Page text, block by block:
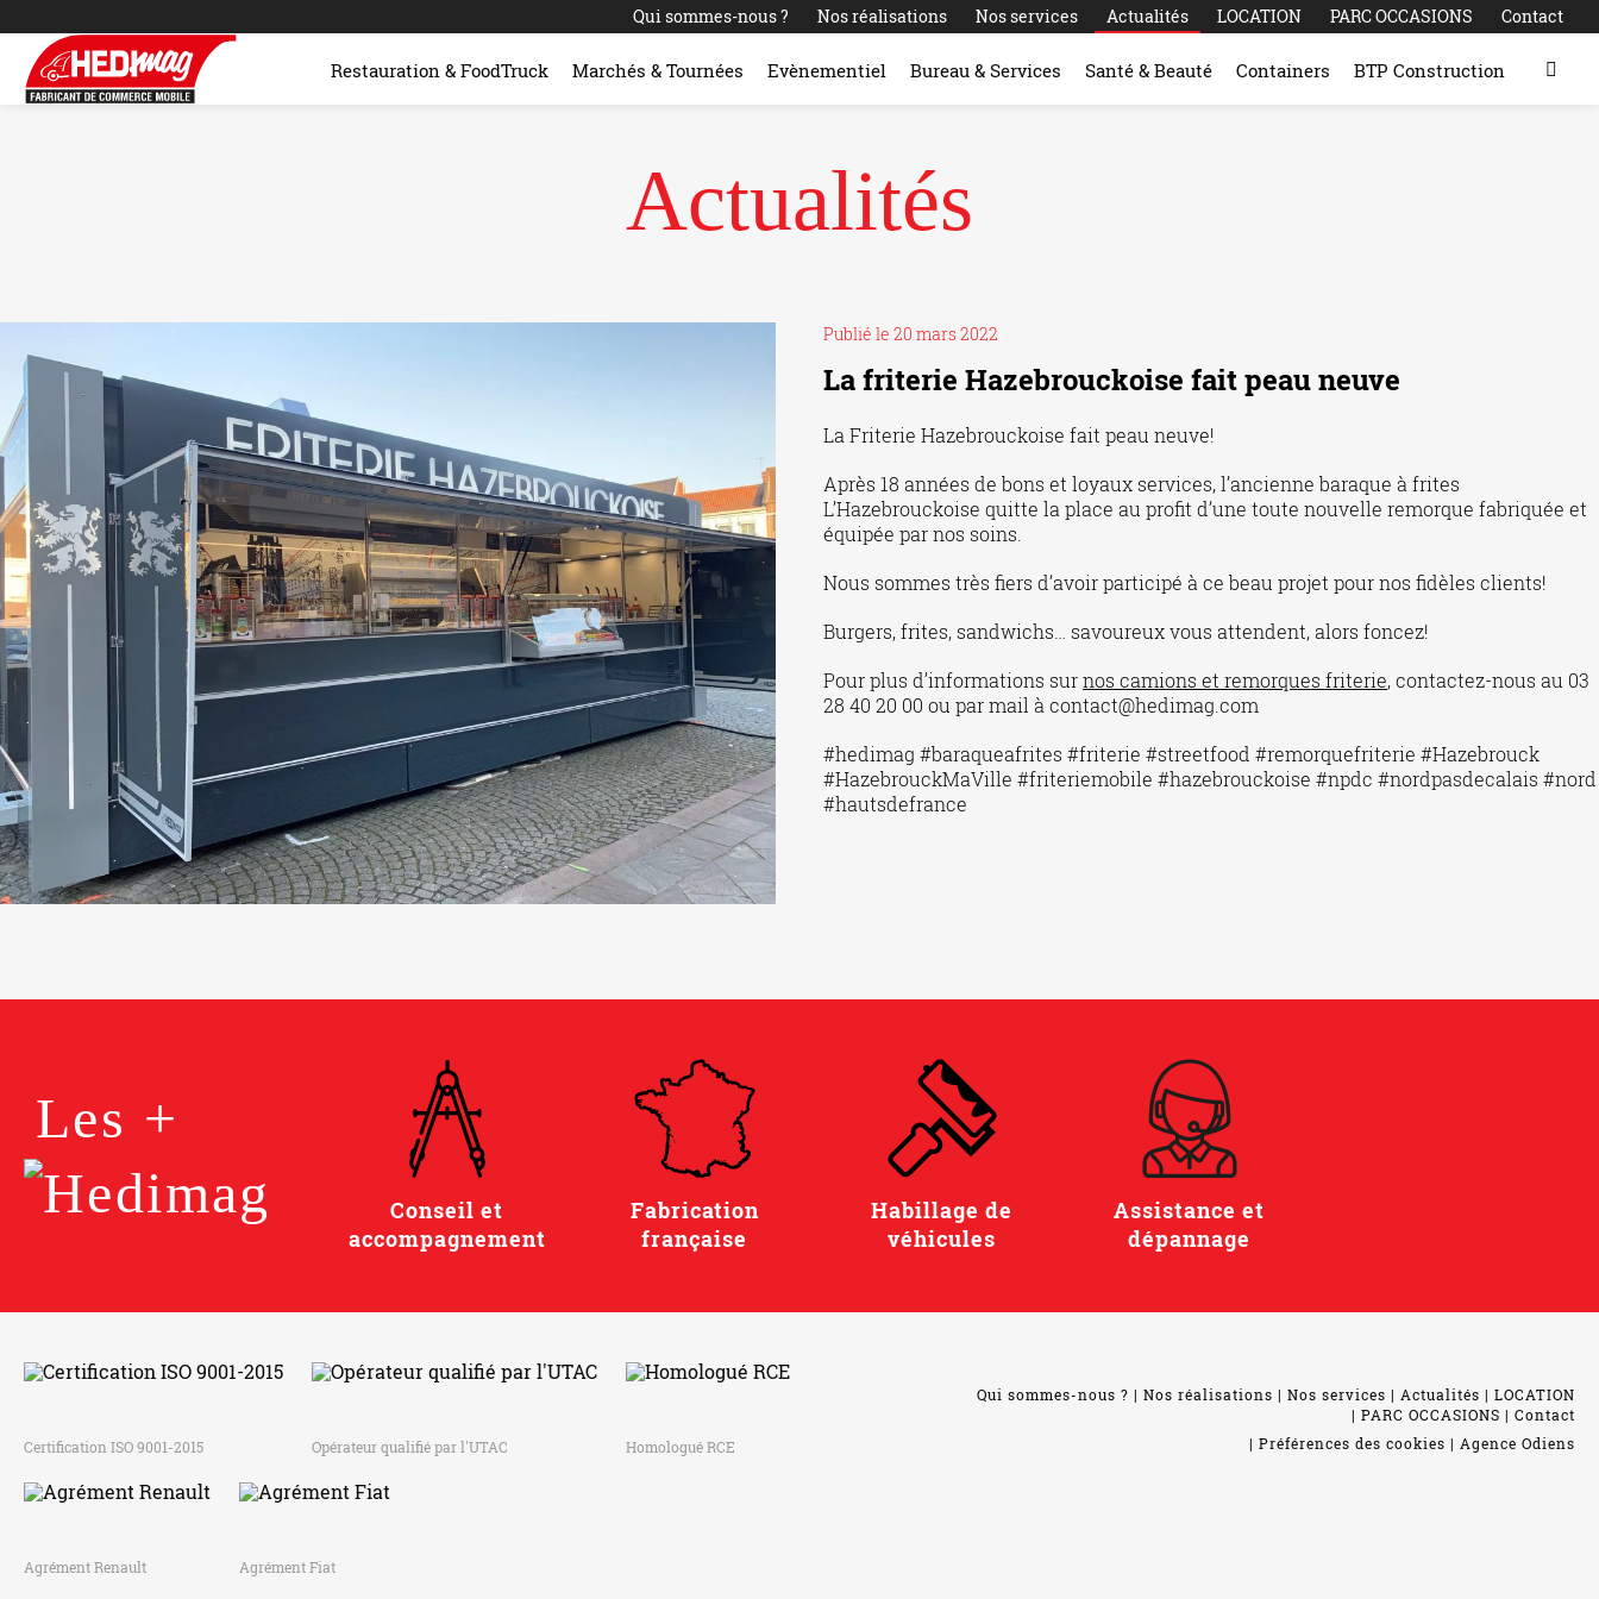
Qui sommes-nous ? Nos réalisations Nos services Actualités LOCATION PARC OCCASIONS Contact
Restauration & FoodTruck Marchés & Tournées Evènementiel Bureau & Services Santé & Beauté Containers BTP Construction
Actualités
Publié le 20 mars 2022
La friterie Hazebrouckoise fait peau neuve
La Friterie Hazebrouckoise fait peau neuve!
Après 18 années de bons et loyaux services, l’ancienne baraque à frites
L’Hazebrouckoise quitte la place au profit d’une toute nouvelle remorque fabriquée et
équipée par nos soins.
Nous sommes très fiers d’avoir participé à ce beau projet pour nos fidèles clients!
Burgers, frites, sandwichs… savoureux vous attendent, alors foncez!
Pour plus d’informations surnos camions et remorques friterie, contactez-nous au 03
28 40 20 00 ou par mail à contact@hedimag.com
#hedimag #baraqueafrites #friterie #streetfood #remorquefriterie #Hazebrouck
#HazebrouckMaVille #friteriemobile #hazebrouckoise #npdc #nordpasdecalais #nord
#hautsdefrance
Les +
Conseil et
accompagnement
Fabrication
française
Habillage de
véhicules
Assistance et
dépannage
Certification ISO 9001-2015 Opérateur qualifié par l'UTAC Homologué RCE
Agrément Renault Agrément Fiat
Qui sommes-nous ? Nos réalisations Nos services Actualités
LOCATION
PARC OCCASIONS
Contact
Préférences des cookies
Agence Odiens